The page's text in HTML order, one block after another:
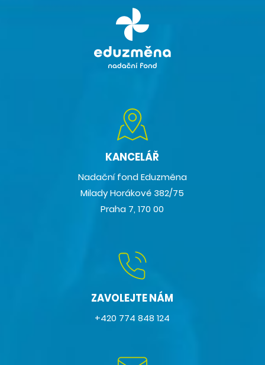
KANCELÁŘ
Nadační fond Eduzměna
Milady Horákové 382/75
Praha 7, 170 00
ZAVOLEJTE NÁM
+420 774 848 124